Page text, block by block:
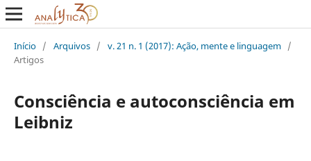
Início / Arquivos / v. 21 n. 1 (2017): Ação, mente e linguagem /
Artigos
Consciência e autoconsciência em
Leibniz